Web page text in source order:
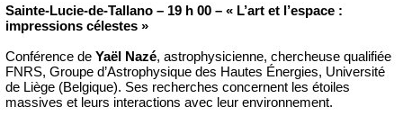
Sainte-Lucie-de-Tallano – 19 h 00 – « L’art et l’espace :
impressions célestes »
Conférence de Yaël Nazé, astrophysicienne, chercheuse qualifiée
FNRS, Groupe d’Astrophysique des Hautes Énergies, Université
de Liège (Belgique). Ses recherches concernent les étoiles
massives et leurs interactions avec leur environnement.